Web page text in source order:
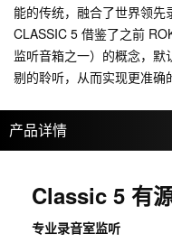
能的传统，融合了世界领先
CLASSIC 5 借鉴了之前
监听音箱之一）的概念，
剔的聆听，从而实现更准确
产品详情
Classic 5 有
专业录音室监听